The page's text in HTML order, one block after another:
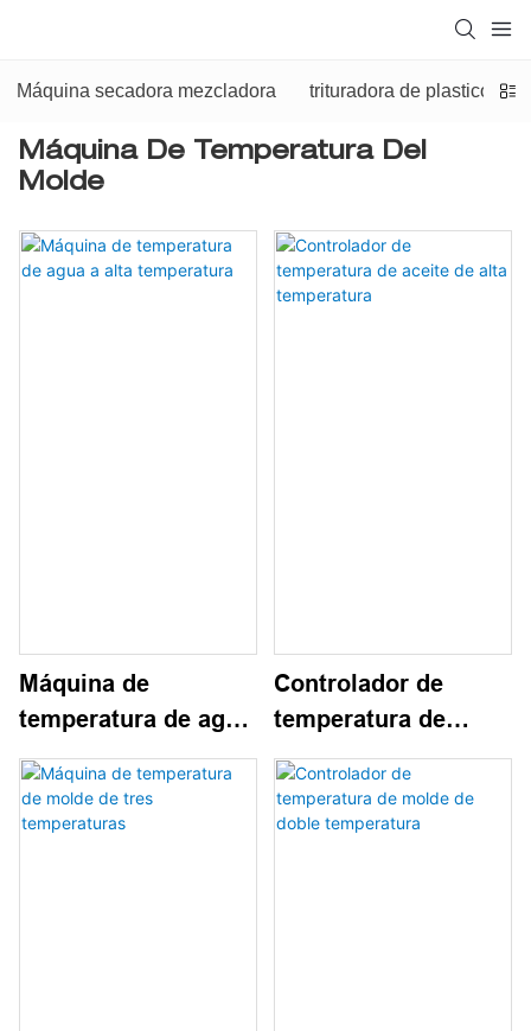
Máquina secadora mezcladora trituradora de plastico
Máquina De Temperatura Del
Molde
Máquina de
temperatura de agua
a alta temperatura
Controlador de
temperatura de
aceite de alta
temperatura